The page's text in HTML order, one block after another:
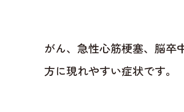
がん、急性心筋梗塞、脳卒
方に現れやすい症状です。